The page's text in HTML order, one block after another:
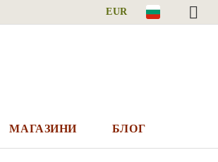
EUR
МАГАЗИНИ БЛОГ